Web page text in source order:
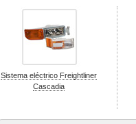
Sistema eléctrico Freightliner
Cascadia